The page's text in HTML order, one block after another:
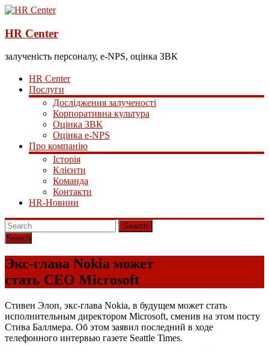
HR Center
залученість персоналу, e-NPS, оцінка ЗВК
HR Center
Послуги
Дослідження залученості
Корпоративна культура
Оцінка ЗВК
Оцінка e-NPS
Про компанію
Історія
Клієнти
Команда
Контакти
HR-Новини
Search
Экс-глава Nokia может
стать CEO Microsoft
Стивен Элоп, экс-глава Nokia, в будущем может стать
исполнительным директором Microsoft, сменив на этом посту
Стива Баллмера. Об этом заявил последний в ходе
телефонного интервью газете Seattle Times.